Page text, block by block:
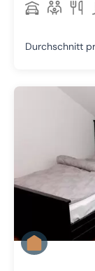
Durchschnitt